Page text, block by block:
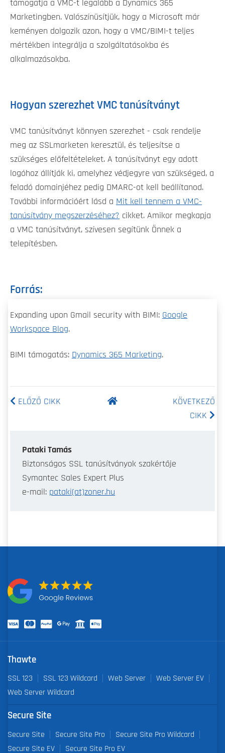
támogatja a VMC-t legalább a Dynamics 365
Marketingben. Valószínüsítjük, hogy a Microsoft már
keményen dolgozik azon, hogy a VMC/BIMI-t teljes
mértékben integrálja a szolgáltatásokba és
alkalmazásokba.
Hogyan szerezhet VMC tanúsítványt
VMC tanúsítványt könnyen szerezhet - csak rendelje
meg az SSLmarketen keresztül, és teljesítse a
szükséges előfeltételeket. A tanúsítványt egy adott
logóhoz állítják ki, amelyhez védjegyre van szükséged, a
feladó domainjéhez pedig DMARC-ot kell beállítanod.
További információért lásd a Mit kell tennem a VMC-
tanúsítvány megszerzéséhez? cikket. Amikor megkapja
a VMC tanúsítványt, szívesen segítünk Önnek a
telepítésben.
Forrás:
Expanding upon Gmail security with BIMI: Google
Workspace Blog.
BIMI támogatás: Dynamics 365 Marketing.
ELŐZŐ CIKK
KÖVETKEZŐ
CIKK
Pataki Tamás
Biztonságos SSL tanúsítványok szakértője
Symantec Sales Expert Plus
e-mail: pataki(at)zoner.hu
Thawte
SSL 123 SSL 123 Wildcard Web Server
Web Server EV
Web Server Wildcard
Secure Site
Secure Site Secure Site Pro
Secure Site Pro Wildcard
Secure Site EV
Secure Site Pro EV